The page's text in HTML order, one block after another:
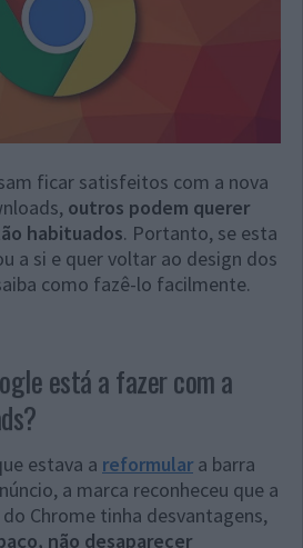
ficar satisfeitos com a nova
outros podem querer
habituados. Portanto, se esta
a si e quer voltar ao design dos
como fazê-lo facilmente.
está a fazer com a
estava a reformular a barra
a marca reconheceu que a
Chrome tinha desvantagens,
não desaparecer